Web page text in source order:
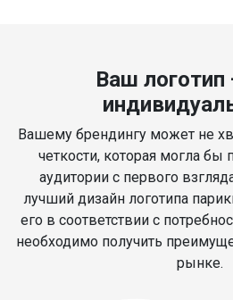
Ваш
Вашему брендингу может не
четкости, которая могла
аудитории с первого
лучший дизайн логотипа
его в соответствии с
необходимо получить
рынке.